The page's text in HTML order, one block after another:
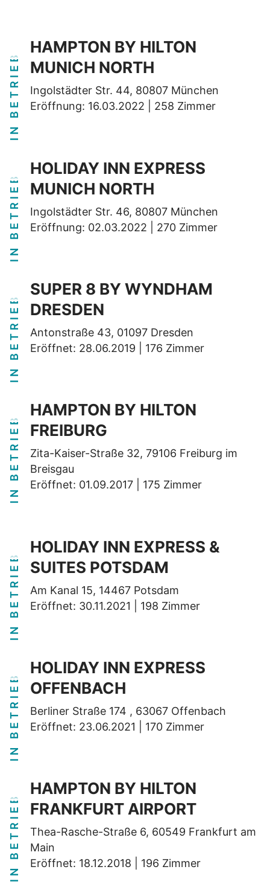
IN BETRIEB
HAMPTON BY HILTON
MUNICH NORTH
Ingolstädter Str. 44, 80807 München
Eröffnung: 16.03.2022 | 258 Zimmer
IN BETRIEB
HOLIDAY INN EXPRESS
MUNICH NORTH
Ingolstädter Str. 46, 80807 München
Eröffnung: 02.03.2022 | 270 Zimmer
IN BETRIEB
SUPER 8 BY WYNDHAM
DRESDEN
Antonstraße 43, 01097 Dresden
Eröffnet: 28.06.2019 | 176 Zimmer
IN BETRIEB
HAMPTON BY HILTON
FREIBURG
Zita-Kaiser-Straße 32, 79106 Freiburg im
Breisgau
Eröffnet: 01.09.2017 | 175 Zimmer
IN BETRIEB
HOLIDAY INN EXPRESS &
SUITES POTSDAM
Am Kanal 15, 14467 Potsdam
Eröffnet: 30.11.2021 | 198 Zimmer
IN BETRIEB
HOLIDAY INN EXPRESS
OFFENBACH
Berliner Straße 174 , 63067 Offenbach
Eröffnet: 23.06.2021 | 170 Zimmer
IN BETRIEB
HAMPTON BY HILTON
FRANKFURT AIRPORT
Thea-Rasche-Straße 6, 60549 Frankfurt am
Main
Eröffnet: 18.12.2018 | 196 Zimmer